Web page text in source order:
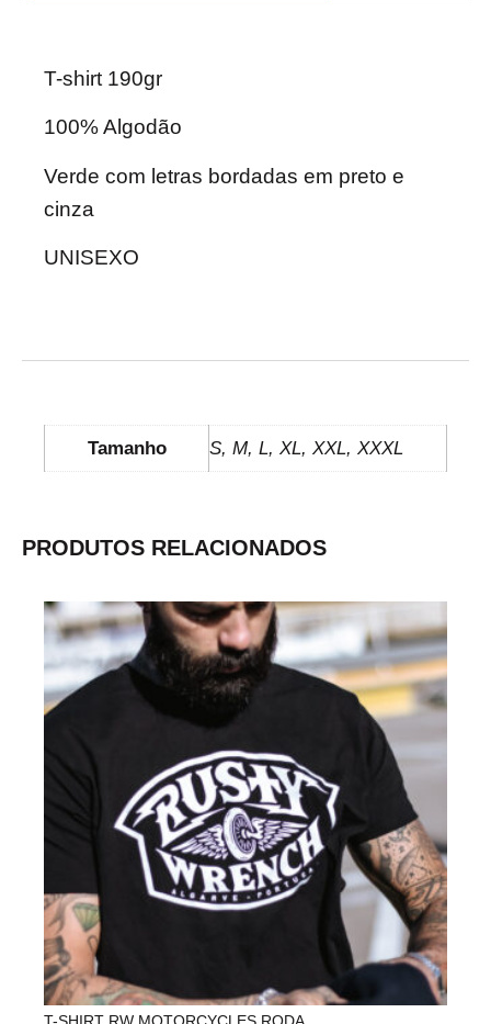
T-shirt 190gr
100% Algodão
Verde com letras bordadas em preto e
cinza
UNISEXO
Tamanho S, M, L, XL, XXL, XXXL
PRODUTOS RELACIONADOS
T-SHIRT RW MOTORCYCLES RODA